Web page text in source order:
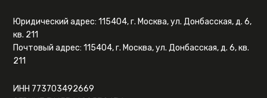
Юридический адрес: 115404, г. Москва, ул. Донбасская, д. 6,
кв. 211
Почтовый адрес: 115404, г. Москва, ул. Донбасская, д. 6, кв.
211
ИНН 773703492669